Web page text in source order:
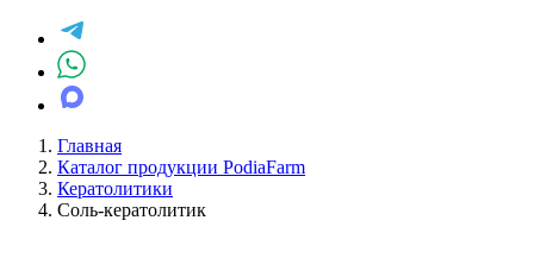
Главная
Каталог продукции PodiaFarm
Кератолитики
Соль-кератолитик